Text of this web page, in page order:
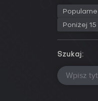
Poniżej 15
Szukaj: